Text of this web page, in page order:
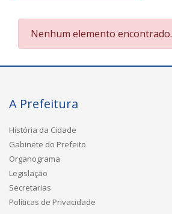
Nenhum elemento encontrado.
A Prefeitura
História da Cidade
Gabinete do Prefeito
Organograma
Legislação
Secretarias
Políticas de Privacidade